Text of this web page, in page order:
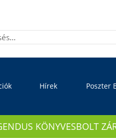
Hírek Poszter
KÖNYVESBOLT